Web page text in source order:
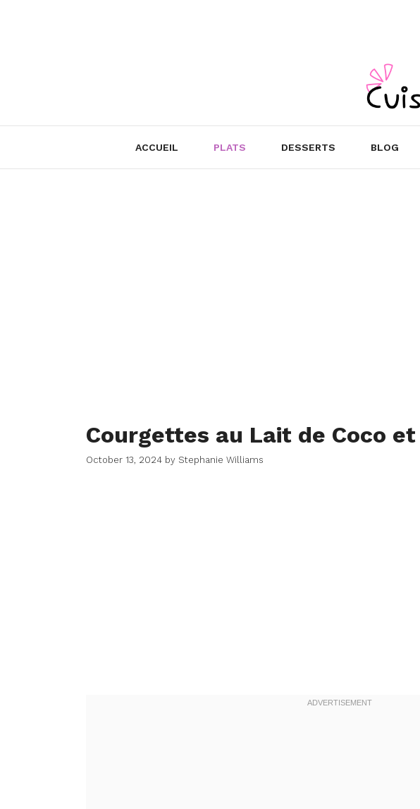
ACCUEIL PLATS DESSERTS BLOG
Courgettes au Lait de Coco
October 13, 2024 by Stephanie Williams